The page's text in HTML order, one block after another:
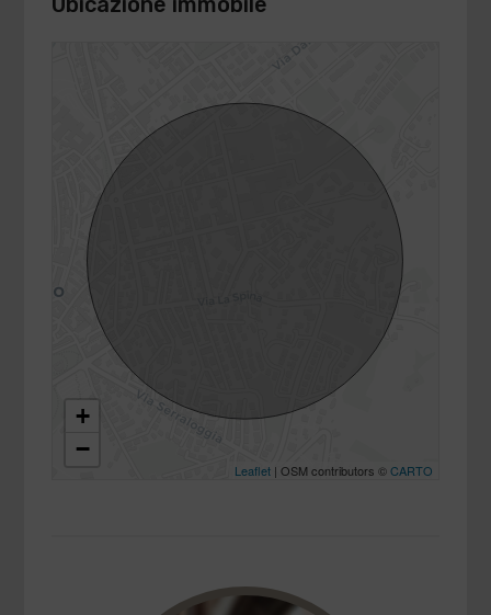
+
−
Leaflet| OSM contributors ©CARTO